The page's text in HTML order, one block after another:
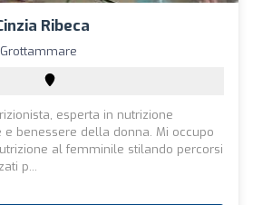
Ribeca
esperta in nutrizione
benessere della donna. Mi occupo
al femminile stilando percorsi
p...